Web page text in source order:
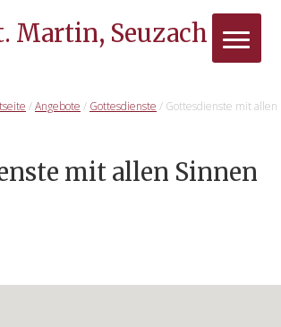
Martin, Seuzach
/Angebote / Gottesdienste / Gottesdienste mit allen
mit allen Sinnen